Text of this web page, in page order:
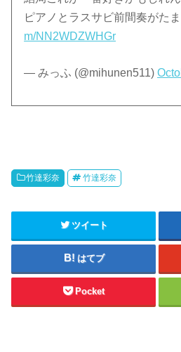
ピアノとラスサビ前間奏がた
m/NN2WDZWHGr
— みっふ (@mihunen511)
竹達彩奈 竹達彩奈
ツイート
はてブ
Pocket